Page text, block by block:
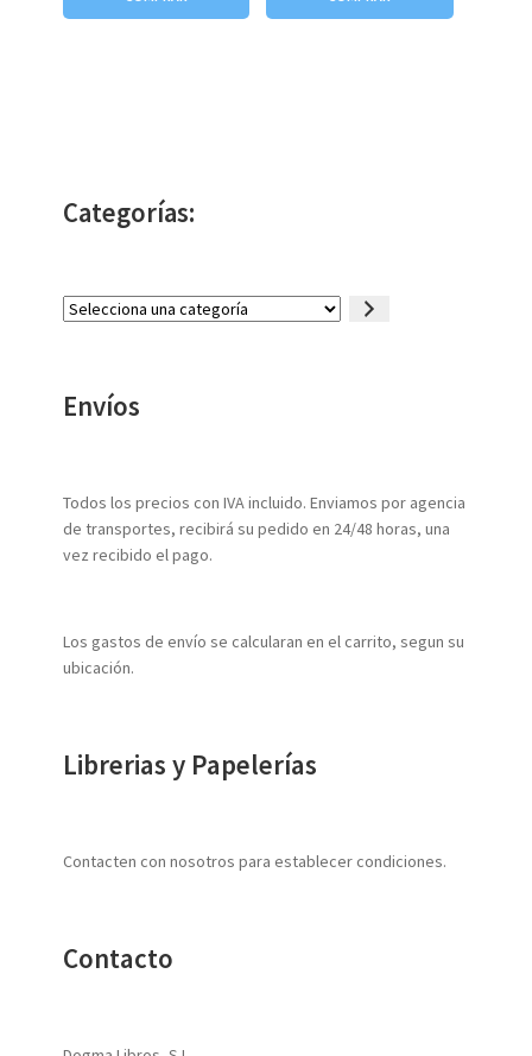
Categorías:
Selecciona
Envíos
Todos los precios con IVA incluido. Enviamos por agencia
de transportes, recibirá su pedido en 24/48 horas, una
vez recibido el pago.
Los gastos de envío se calcularan en el carrito, segun su
ubicación.
Librerias y Papelerías
Contacten con nosotros para establecer condiciones.
Contacto